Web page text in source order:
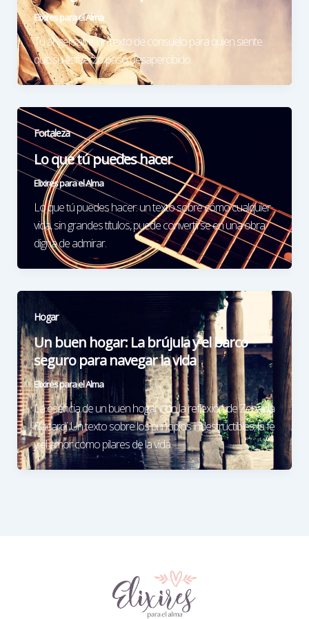
Elixires para el Alma
Tu ángel sabe: un texto de consuelo para quien siente
que su esfuerzo pasó desapercibido.
Fortaleza
Lo que tú puedes hacer
Elixires para el Alma
Lo que tú puedes hacer: un texto sobre cómo cualquier
vida, sin grandes títulos, puede convertirse en una obra
digna de admirar.
Hogar
Un buen hogar: La brújula y el barco
seguro para navegar la vida
Elixires para el Alma
La esencia de un buen hogar con la reflexión de Zenaida
Bacardí. Un texto sobre los principios indestructibles, la fe
y el amor como pilares de la vida.